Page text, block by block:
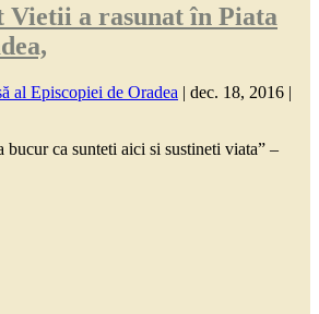
a rasunat în Piata
al Episcopiei de Oradea | dec. 18, 2016 |
bucur ca sunteti aici si sustineti viata” –